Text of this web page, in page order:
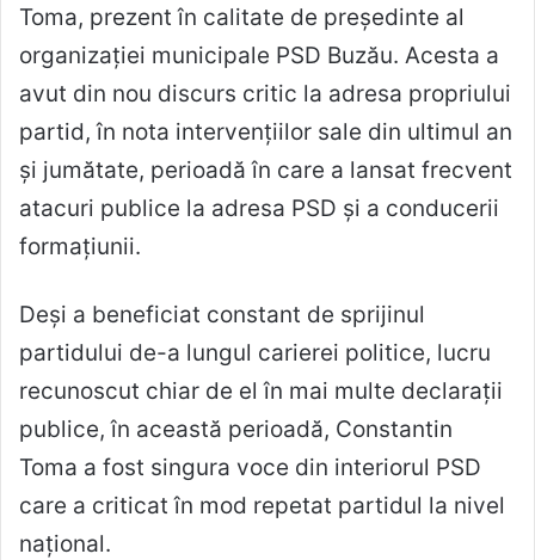
Toma, prezent în calitate de președinte al
organizației municipale PSD Buzău. Acesta a
avut din nou discurs critic la adresa propriului
partid, în nota intervențiilor sale din ultimul an
și jumătate, perioadă în care a lansat frecvent
atacuri publice la adresa PSD și a conducerii
formațiunii.
Deși a beneficiat constant de sprijinul
partidului de-a lungul carierei politice, lucru
recunoscut chiar de el în mai multe declarații
publice, în această perioadă, Constantin
Toma a fost singura voce din interiorul PSD
care a criticat în mod repetat partidul la nivel
național.